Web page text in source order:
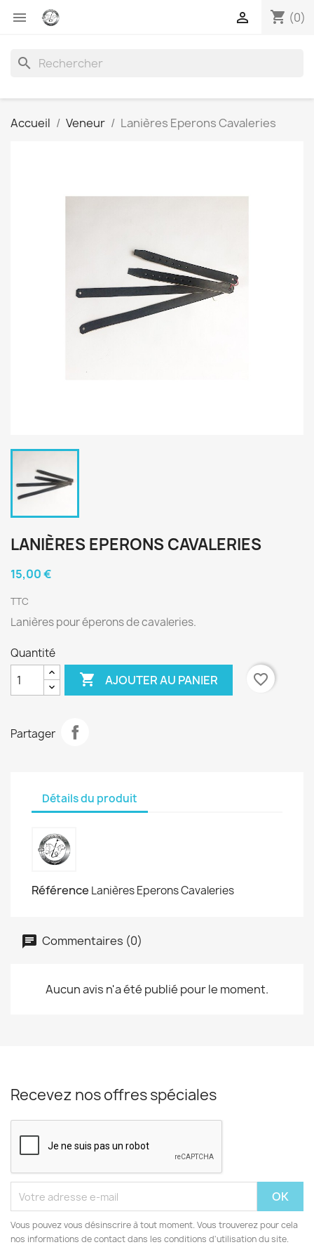
 shopping_cart (0)

search
Accueil Veneur Lanières Eperons Cavaleries
LANIÈRES EPERONS CAVALERIES
15,00 €
TTC
Lanières pour éperons de cavaleries.
Quantité
 AJOUTER AU PANIER favorite_border
Partager
Détails du produit
Référence Lanières Eperons Cavaleries
Commentaires (0)
Aucun avis n'a été publié pour le moment.
Recevez nos offres spéciales
Vous pouvez vous désinscrire à tout moment. Vous trouverez pour cela
nos informations de contact dans les conditions d'utilisation du site.